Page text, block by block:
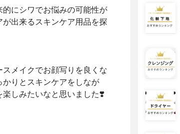
にシワでお悩みの可能性が
出来るスキンケア用品を探
メイクでお顔写りを良くな
りとスキンケアをしなが
しみたいなと思いました❣️